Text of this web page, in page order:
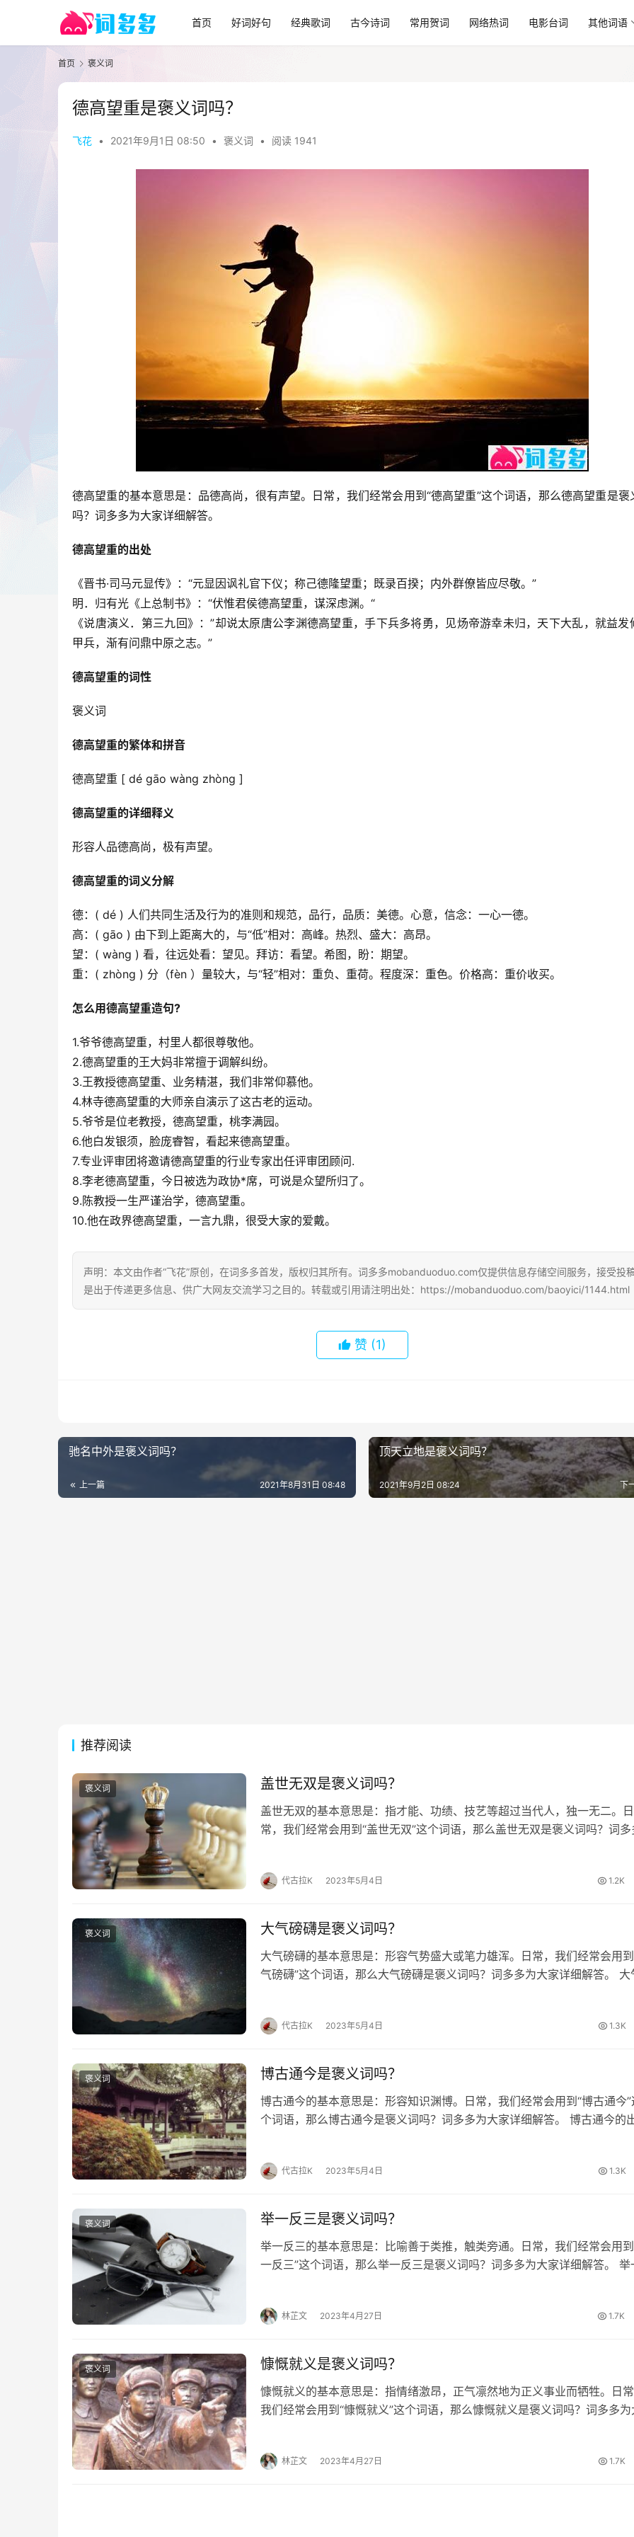
首页 好词好句 经典歌词 古今诗词 常用贺词 网络热词 电影台词 其他词语
首页 褒义词
德高望重是褒义词吗？
飞花 • 2021年9月1日 08:50 • 褒义词 • 阅读 1941
德高望重的基本意思是：品德高尚，很有声望。日常，我们经常会用到“德高望重”这个词语，那么德高望重是褒
吗？词多多为大家详细解答。
德高望重的出处
《晋书·司马元显传》：“元显因讽礼官下仪；称己德隆望重；既录百揆；内外群僚皆应尽敬。”
明．归有光《上总制书》：“伏惟君侯德高望重，谋深虑渊。“
《说唐演义．第三九回》：”却说太原唐公李渊德高望重，手下兵多将勇，见炀帝游幸未归，天下大乱，就益发
甲兵，渐有问鼎中原之志。”
德高望重的词性
褒义词
德高望重的繁体和拼音
德高望重 [ dé gāo wàng zhòng ]
德高望重的详细释义
形容人品德高尚，极有声望。
德高望重的词义分解
德：( dé ) 人们共同生活及行为的准则和规范，品行，品质：美德。心意，信念：一心一德。
高：( gāo ) 由下到上距离大的，与“低”相对：高峰。热烈、盛大：高昂。
望：( wàng ) 看，往远处看：望见。拜访：看望。希图，盼：期望。
重：( zhòng ) 分（fèn ）量较大，与“轻”相对：重负、重荷。程度深：重色。价格高：重价收买。
怎么用德高望重造句?
1.爷爷德高望重，村里人都很尊敬他。
2.德高望重的王大妈非常擅于调解纠纷。
3.王教授德高望重、业务精湛，我们非常仰慕他。
4.林寺德高望重的大师亲自演示了这古老的运动。
5.爷爷是位老教授，德高望重，桃李满园。
6.他白发银须，脸庞睿智，看起来德高望重。
7.专业评审团将邀请德高望重的行业专家出任评审团顾问.
8.李老德高望重，今日被选为政协*席，可说是众望所归了。
9.陈教授一生严谨治学，德高望重。
10.他在政界德高望重，一言九鼎，很受大家的爱戴。
声明：本文由作者“飞花”原创，在词多多首发，版权归其所有。词多多mobanduoduo.com仅提供信息存储空间服务，接受投
是出于传递更多信息、供广大网友交流学习之目的。转载或引用请注明出处：https://mobanduoduo.com/baoyici/1144.html
赞 (1)
驰名中外是褒义词吗？
上一篇 2021年8月31日 08:48
顶天立地是褒义词吗？
下
2021年9月2日 08:24
推荐阅读
褒义词 盖世无双是褒义词吗？
盖世无双的基本意思是：指才能、功绩、技艺等超过当代人，独一无二。日
常，我们经常会用到“盖世无双”这个词语，那么盖世无双是褒义词吗？词多
代古拉K 2023年5月4日 1.2K
褒义词 大气磅礴是褒义词吗？
大气磅礴的基本意思是：形容气势盛大或笔力雄浑。日常，我们经常会用
气磅礴”这个词语，那么大气磅礴是褒义词吗？词多多为大家详细解答。 大
代古拉K 2023年5月4日 1.3K
褒义词 博古通今是褒义词吗？
博古通今的基本意思是：形容知识渊博。日常，我们经常会用到“博古通今”
个词语，那么博古通今是褒义词吗？词多多为大家详细解答。 博古通今的
代古拉K 2023年5月4日 1.3K
褒义词 举一反三是褒义词吗？
举一反三的基本意思是：比喻善于类推，触类旁通。日常，我们经常会用
一反三”这个词语，那么举一反三是褒义词吗？词多多为大家详细解答。 举
林芷文 2023年4月27日 1.7K
褒义词 慷慨就义是褒义词吗？
慷慨就义的基本意思是：指情绪激昂，正气凛然地为正义事业而牺牲。日
我们经常会用到“慷慨就义”这个词语，那么慷慨就义是褒义词吗？词多多为
林芷文 2023年4月27日 1.7K